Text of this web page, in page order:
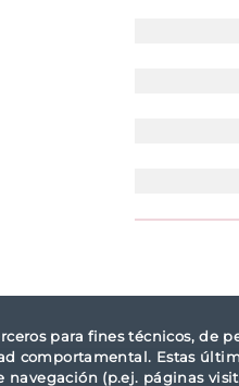
para fines técnicos, de
comportamental. Estas
(p.ej. páginas